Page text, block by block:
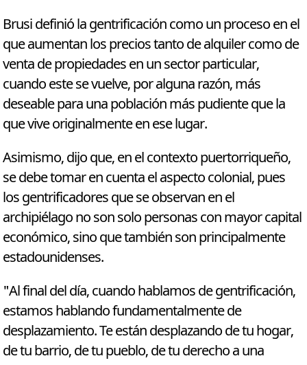
Brusi definió la gentrificación como un proceso en el
que aumentan los precios tanto de alquiler como de
venta de propiedades en un sector particular,
cuando este se vuelve, por alguna razón, más
deseable para una población más pudiente que la
que vive originalmente en ese lugar.
Asimismo, dijo que, en el contexto puertorriqueño,
se debe tomar en cuenta el aspecto colonial, pues
los gentrificadores que se observan en el
archipiélago no son solo personas con mayor capital
económico, sino que también son principalmente
estadounidenses.
"Al final del día, cuando hablamos de gentrificación,
estamos hablando fundamentalmente de
desplazamiento. Te están desplazando de tu hogar,
de tu barrio, de tu pueblo, de tu derecho a una